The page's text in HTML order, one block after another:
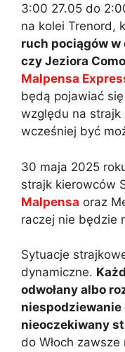
3:00 27.05 do
na kolei Trenord,
ruch pociągów w
czy Jeziora Como
Malpensa
będą pojawiać
względu na strajk
wcześniej być
30 maja 2025
strajk kierowców
Malpensa oraz
raczej nie będzie
Sytuacje
dynamiczne.
odwołany albo
niespodziewanie
nieoczekiwany
do Włoch